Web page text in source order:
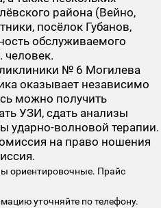
района (Вейно,
посёлок Губанов,
обслуживаемого
человек.
№ 6 Могилева
оказывает независимо
можно получить
УЗИ, сдать анализы
ударно-волновой терапии.
на право ношения
ориентировочные. Прайс
уточняйте по телефону.